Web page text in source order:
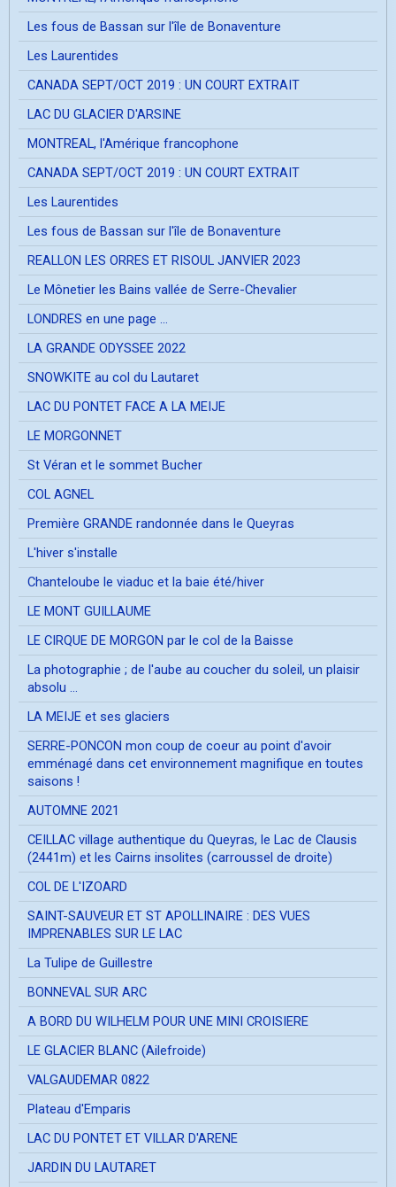
Les fous de Bassan sur l'île de Bonaventure
Les Laurentides
CANADA SEPT/OCT 2019 : UN COURT EXTRAIT
LAC DU GLACIER D'ARSINE
MONTREAL, l'Amérique francophone
CANADA SEPT/OCT 2019 : UN COURT EXTRAIT
Les Laurentides
Les fous de Bassan sur l'île de Bonaventure
REALLON LES ORRES ET RISOUL JANVIER 2023
Le Mônetier les Bains vallée de Serre-Chevalier
LONDRES en une page ...
LA GRANDE ODYSSEE 2022
SNOWKITE au col du Lautaret
LAC DU PONTET FACE A LA MEIJE
LE MORGONNET
St Véran et le sommet Bucher
COL AGNEL
Première GRANDE randonnée dans le Queyras
L'hiver s'installe
Chanteloube le viaduc et la baie été/hiver
LE MONT GUILLAUME
LE CIRQUE DE MORGON par le col de la Baisse
La photographie ; de l'aube au coucher du soleil, un plaisir
absolu ...
LA MEIJE et ses glaciers
SERRE-PONCON mon coup de coeur au point d'avoir
emménagé dans cet environnement magnifique en toutes
saisons !
AUTOMNE 2021
CEILLAC village authentique du Queyras, le Lac de Clausis
(2441m) et les Cairns insolites (carroussel de droite)
COL DE L'IZOARD
SAINT-SAUVEUR ET ST APOLLINAIRE : DES VUES
IMPRENABLES SUR LE LAC
La Tulipe de Guillestre
BONNEVAL SUR ARC
A BORD DU WILHELM POUR UNE MINI CROISIERE
LE GLACIER BLANC (Ailefroide)
VALGAUDEMAR 0822
Plateau d'Emparis
LAC DU PONTET ET VILLAR D'ARENE
JARDIN DU LAUTARET